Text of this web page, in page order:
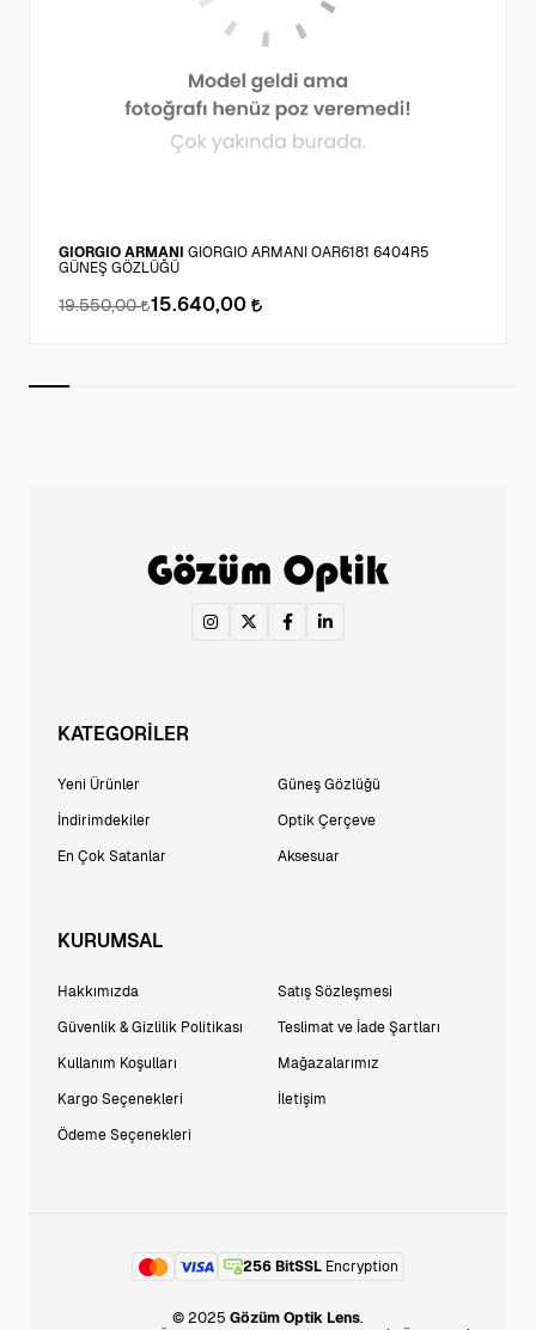
GIORGIO ARMANI
GIORGIO ARMANI OAR6181 6404R5
GÜNEŞ GÖZLÜĞÜ
19.550,00 15.640,00
KATEGORİLER
Yeni Ürünler
İndirimdekiler
En Çok Satanlar
Güneş Gözlüğü
Optik Çerçeve
Aksesuar
KURUMSAL
Hakkımızda
Güvenlik & Gizlilik Politikası
Kullanım Koşulları
Kargo Seçenekleri
Ödeme Seçenekleri
Satış Sözleşmesi
Teslimat ve İade Şartları
Mağazalarımız
İletişim
256 BitSSL Encryption
© 2025 Gözüm Optik Lens.